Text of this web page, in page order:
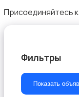
Электрика
Присоединяйтесь
Фильтры
Показать